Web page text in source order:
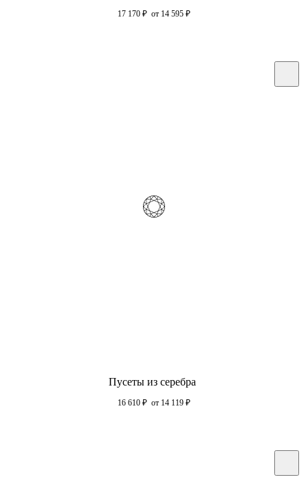
17 170 ₽ от 14 595 ₽
Пусеты из серебра
16 610 ₽ от 14 119 ₽